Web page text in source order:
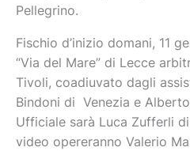
Pellegrino.
Fischio d’inizio domani, 11
“Via del Mare” di Lecce
Tivoli, coadiuvato dagli
Bindoni di Venezia e
Ufficiale sarà Luca Zufferli
video opereranno Valerio